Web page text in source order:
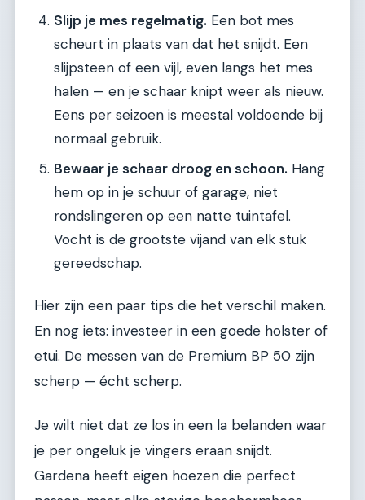
Slijp je mes regelmatig. Een bot mes
scheurt in plaats van dat het snijdt. Een
slijpsteen of een vijl, even langs het mes
halen — en je schaar knipt weer als nieuw.
Eens per seizoen is meestal voldoende bij
normaal gebruik.
Bewaar je schaar droog en schoon. Hang
hem op in je schuur of garage, niet
rondslingeren op een natte tuintafel.
Vocht is de grootste vijand van elk stuk
gereedschap.
Hier zijn een paar tips die het verschil maken.
En nog iets: investeer in een goede holster of
etui. De messen van de Premium BP 50 zijn
scherp — écht scherp.
Je wilt niet dat ze los in een la belanden waar
je per ongeluk je vingers eraan snijdt.
Gardena heeft eigen hoezen die perfect